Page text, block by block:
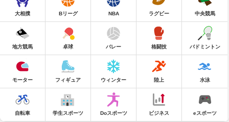
大相撲 Bリーグ NBA ラグビー 中央競馬
地方競馬 卓球 バレー 格闘技 バドミントン
モーター フィギュア ウィンター 陸上 水泳
自転車 学生スポーツ Doスポーツ ビジネス eスポーツ